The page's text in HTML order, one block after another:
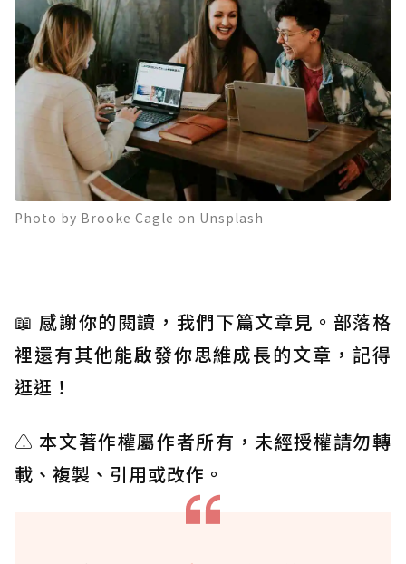
Photo by Brooke Cagle on Unsplash
📖 感謝你的閱讀，我們下篇文章見。部落格
裡還有其他能啟發你思維成長的文章，記得
逛逛！
⚠️ 本文著作權屬作者所有，未經授權請勿轉
載、複製、引用或改作。